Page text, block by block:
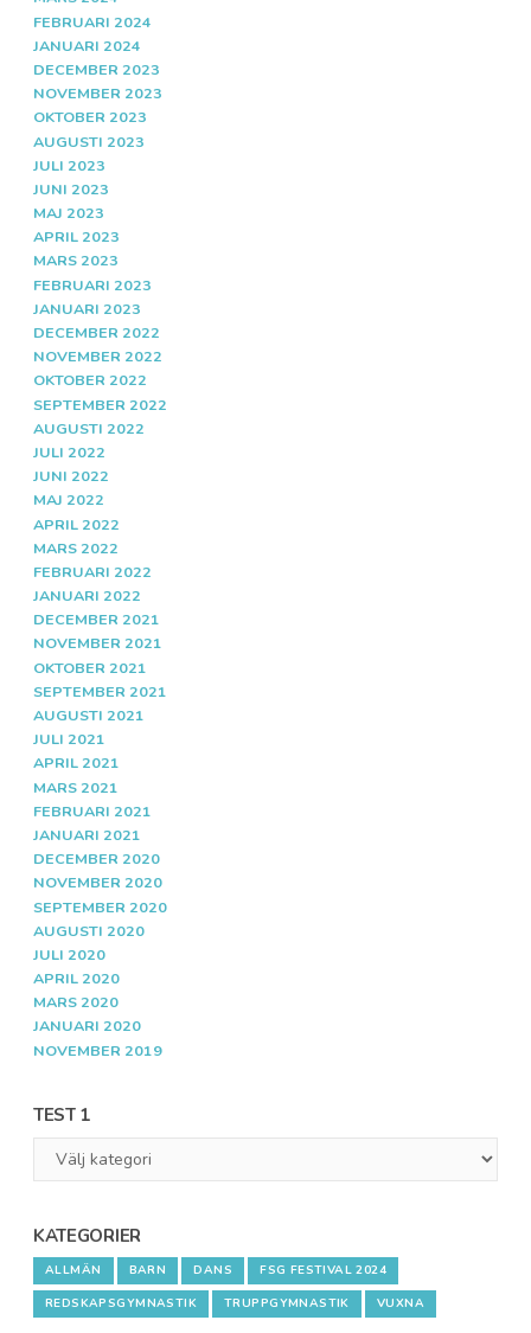
FEBRUARI 2024
JANUARI 2024
DECEMBER 2023
NOVEMBER 2023
OKTOBER 2023
AUGUSTI 2023
JULI 2023
JUNI 2023
MAJ 2023
APRIL 2023
MARS 2023
FEBRUARI 2023
JANUARI 2023
DECEMBER 2022
NOVEMBER 2022
OKTOBER 2022
SEPTEMBER 2022
AUGUSTI 2022
JULI 2022
JUNI 2022
MAJ 2022
APRIL 2022
MARS 2022
FEBRUARI 2022
JANUARI 2022
DECEMBER 2021
NOVEMBER 2021
OKTOBER 2021
SEPTEMBER 2021
AUGUSTI 2021
JULI 2021
APRIL 2021
MARS 2021
FEBRUARI 2021
JANUARI 2021
DECEMBER 2020
NOVEMBER 2020
SEPTEMBER 2020
AUGUSTI 2020
JULI 2020
APRIL 2020
MARS 2020
JANUARI 2020
NOVEMBER 2019
TEST 1
KATEGORIER
ALLMÄN BARN DANS
FSG FESTIVAL 2024
REDSKAPSGYMNASTIK
TRUPPGYMNASTIK VUXNA